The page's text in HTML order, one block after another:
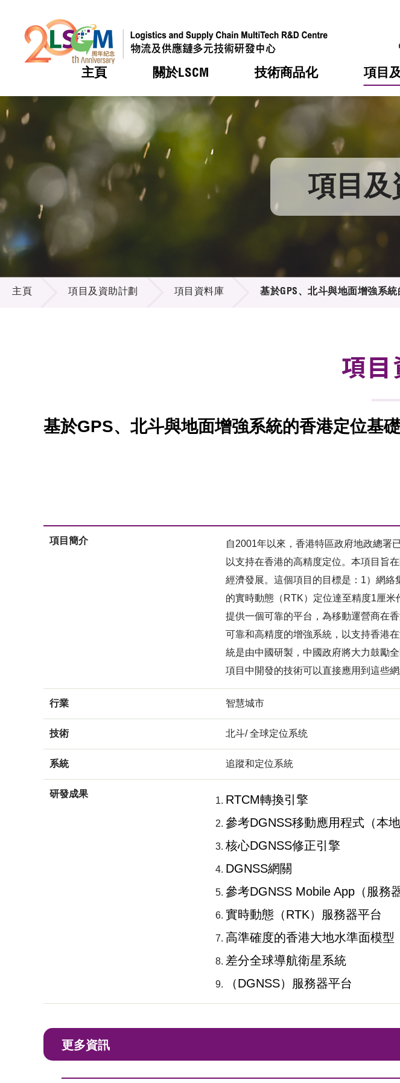
主頁 關於LSCM
熱門
LSCM 動向
機構簡介
服務範疇
組織架構
供應商登記
技術商品化
熱門
LSCM 動向
服務
應用於公共服務之創新技術
項目
熱門
LSCM 動向
合作計劃
資助計劃
項目資料庫
熱門
LSCM 動向
活動
業界活動
獎項
多媒體
出版刊物
熱門
LSCM 動向
會籍及服務
會員列表
項目及
項目及資助計劃
主頁 項目及資助計劃 項目資料庫 基於GPS、北斗與地面增強系
項目
基於GPS、北斗與地面增強系統的香港定位基
項目簡介
自2001年以來，香港特區政府地政總署
以支持在香港的高精度定位。本項目旨
經濟發展。這個項目的目標是：1）網
的實時動態（RTK）定位達至精度1厘
提供一個可靠的平台，為移動運營商在
可靠和高精度的增強系統，以支持香港
統是由中國研製，中國政府將大力鼓勵
項目中開發的技術可以直接應用到這些網
行業 智慧城市
技術 北斗/ 全球定位系统
系統 追蹤和定位系統
研發成果
RTCM轉換引擎
參考DGNSS移動應用程式（本
核心DGNSS修正引擎
DGNSS網關
參考DGNSS Mobile App（服務
實時動態（RTK）服務器平台
高準確度的香港大地水準面模型
差分全球導航衛星系統
（DGNSS）服務器平台
更多資訊